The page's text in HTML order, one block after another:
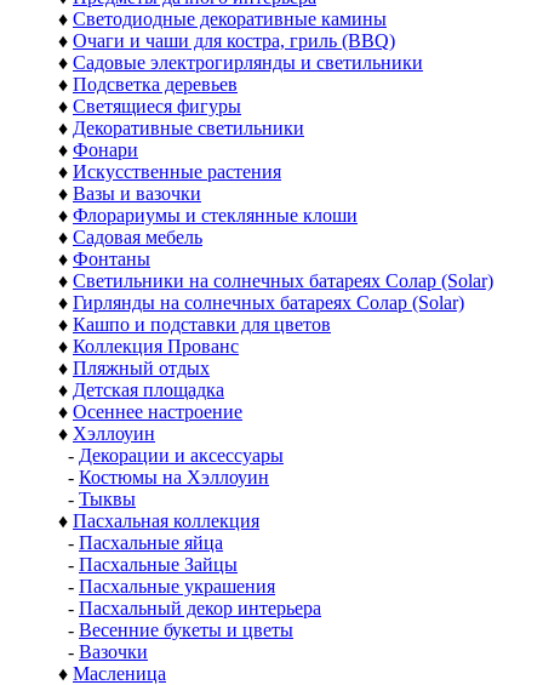
♦ Светодиодные декоративные камины
♦ Очаги и чаши для костра, гриль (BBQ)
♦ Садовые электрогирлянды и светильники
♦ Подсветка деревьев
♦ Светящиеся фигуры
♦ Декоративные светильники
♦ Фонари
♦ Искусственные растения
♦ Вазы и вазочки
♦ Флорариумы и стеклянные клоши
♦ Садовая мебель
♦ Фонтаны
♦ Светильники на солнечных батареях Солар (Solar)
♦ Гирлянды на солнечных батареях Солар (Solar)
♦ Кашпо и подставки для цветов
♦ Коллекция Прованс
♦ Пляжный отдых
♦ Детская площадка
♦ Осеннее настроение
♦ Хэллоуин
- Декорации и аксессуары
- Костюмы на Хэллоуин
- Тыквы
♦ Пасхальная коллекция
- Пасхальные яйца
- Пасхальные Зайцы
- Пасхальные украшения
- Пасхальный декор интерьера
- Весенние букеты и цветы
- Вазочки
♦ Масленица